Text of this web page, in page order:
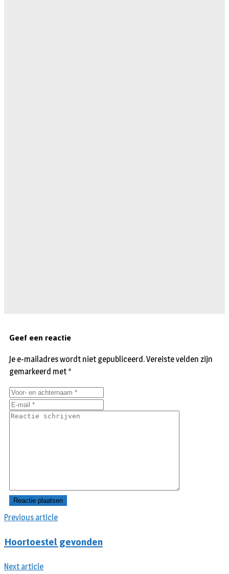
Previous article
Hoortoestel gevonden
Next article
Geef een reactie
Je e-mailadres wordt niet gepubliceerd.Vereiste velden zijn
gemarkeerd met *